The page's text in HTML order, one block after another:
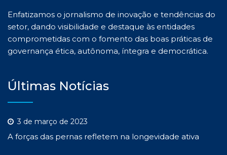
Enfatizamos o jornalismo de inovação e tendências do
setor, dando visibilidade e destaque às entidades
comprometidas com o fomento das boas práticas de
governança ética, autônoma, íntegra e democrática.
Últimas Notícias
3 de março de 2023
A forças das pernas refletem na longevidade ativa